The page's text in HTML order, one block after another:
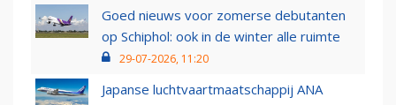
Goed nieuws voor zomerse debutanten
op Schiphol: ook in de winter alle ruimte
29-07-2026, 11:20
Japanse luchtvaartmaatschappij ANA